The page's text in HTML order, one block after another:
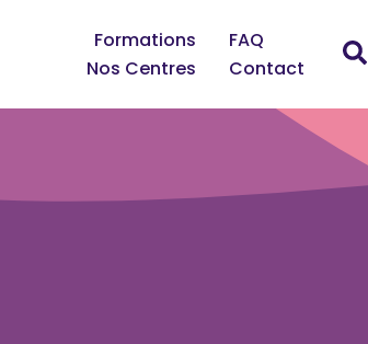
Formations
FAQ
Nos Centres
Contact